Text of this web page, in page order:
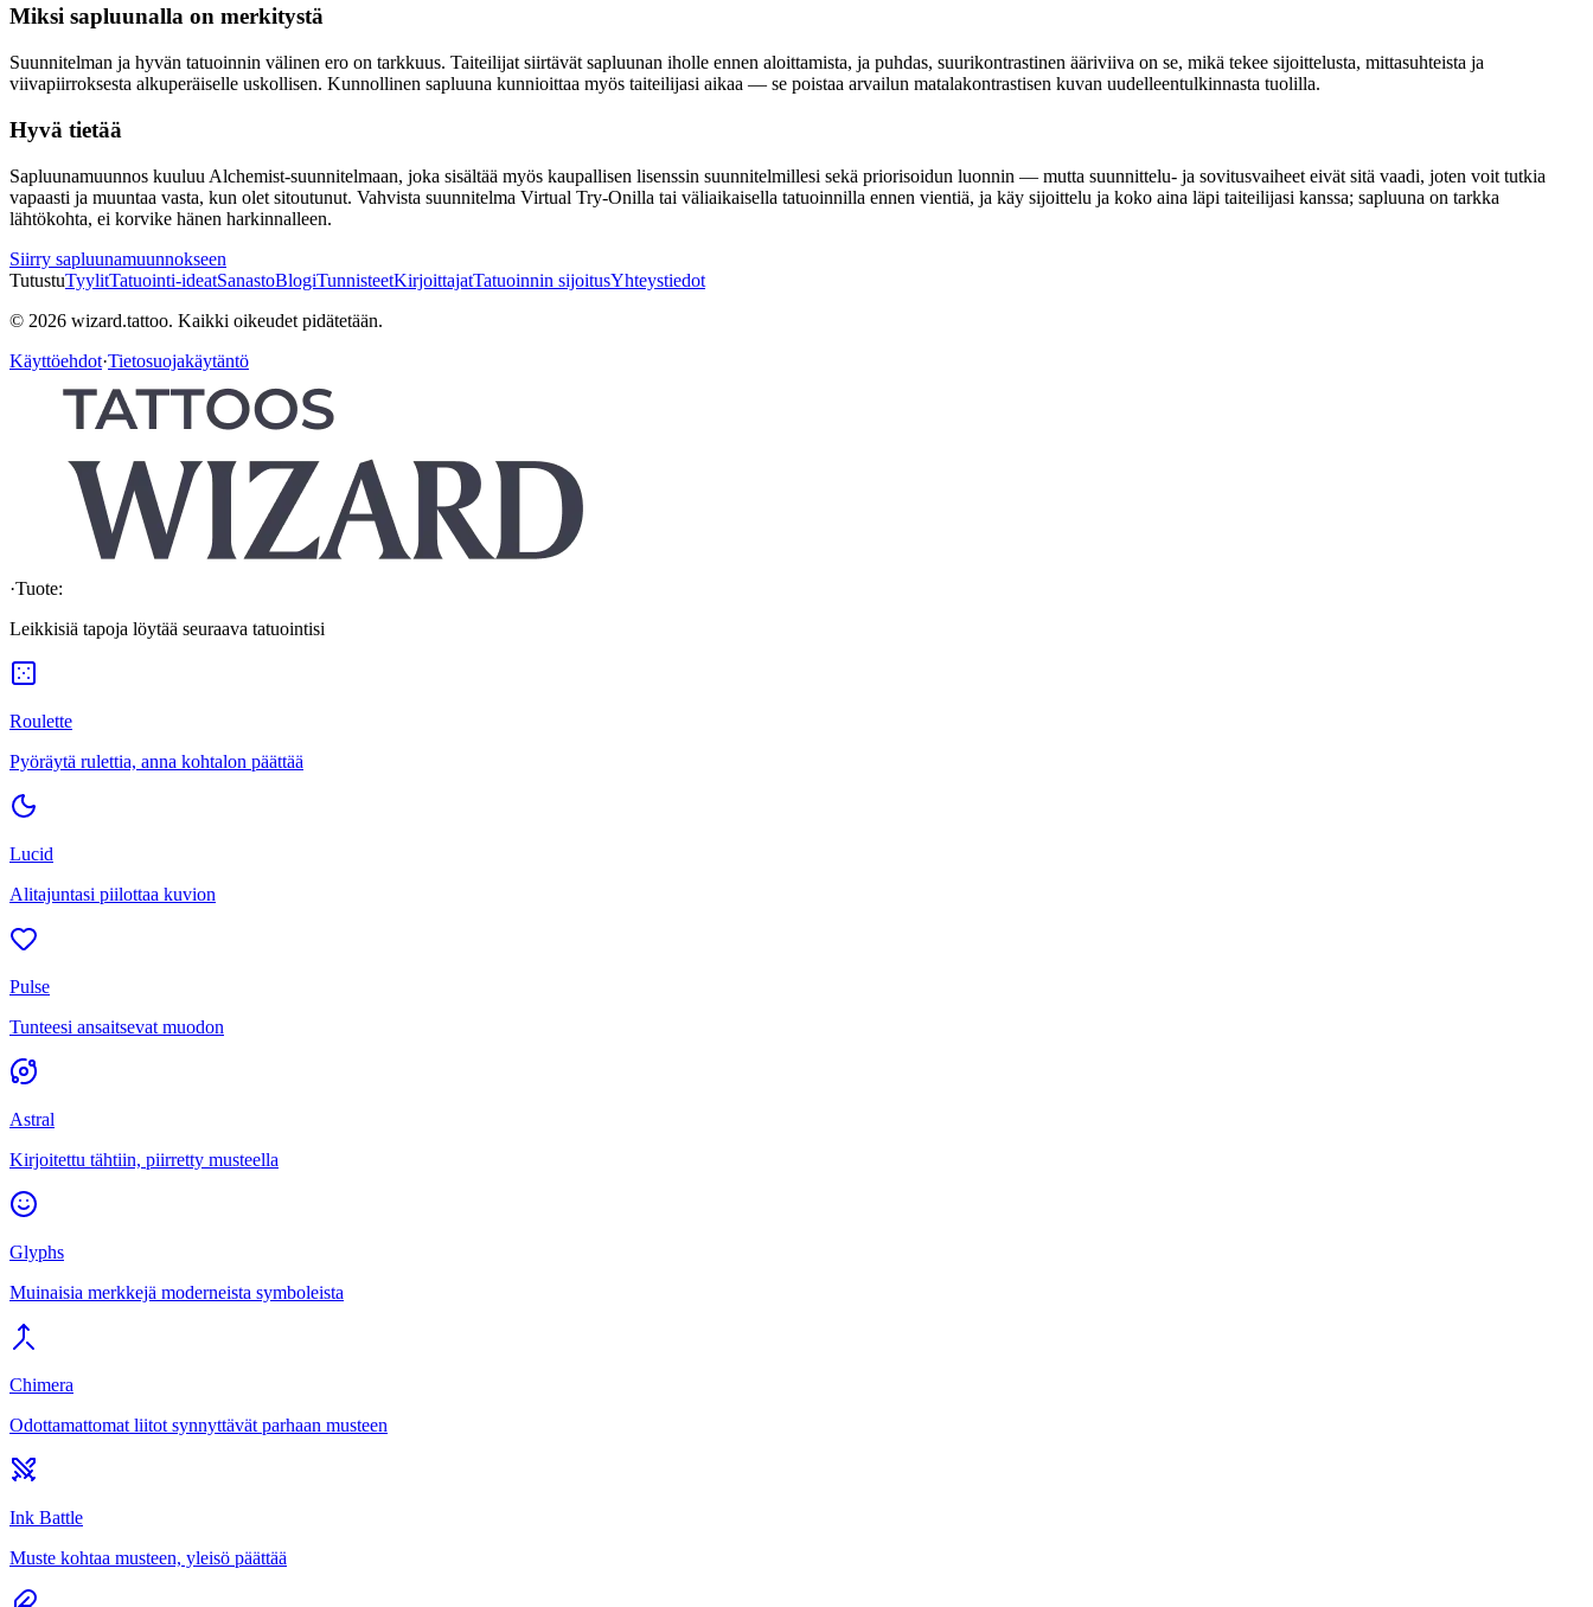
Miksi sapluunalla on merkitystä
Suunnitelman ja hyvän tatuoinnin välinen ero on tarkkuus. Taiteilijat siirtävät sapluunan iholle ennen aloittamista, ja puhdas, suurikontrastinen ääriviiva on se, mikä tekee sijoittelusta, mittasuhteista ja
viivapiirroksesta alkuperäiselle uskollisen. Kunnollinen sapluuna kunnioittaa myös taiteilijasi aikaa — se poistaa arvailun matalakontrastisen kuvan uudelleentulkinnasta tuolilla.
Hyvä tietää
Sapluunamuunnos kuuluu Alchemist-suunnitelmaan, joka sisältää myös kaupallisen lisenssin suunnitelmillesi sekä priorisoidun luonnin — mutta suunnittelu- ja sovitusvaiheet eivät sitä vaadi, joten voit tutkia
vapaasti ja muuntaa vasta, kun olet sitoutunut. Vahvista suunnitelma Virtual Try-Onilla tai väliaikaisella tatuoinnilla ennen vientiä, ja käy sijoittelu ja koko aina läpi taiteilijasi kanssa; sapluuna on tarkka
lähtökohta, ei korvike hänen harkinnalleen.
Siirry sapluunamuunnokseen
TutustuTyylitTatuointi-ideatSanastoBlogiTunnisteetKirjoittajatTatuoinnin sijoitusYhteystiedot
© 2026 wizard.tattoo. Kaikki oikeudet pidätetään.
Käyttöehdot·Tietosuojakäytäntö
·Tuote:
Leikkisiä tapoja löytää seuraava tatuointisi
Roulette
Pyöräytä rulettia, anna kohtalon päättää
Lucid
Alitajuntasi piilottaa kuvion
Pulse
Tunteesi ansaitsevat muodon
Astral
Kirjoitettu tähtiin, piirretty musteella
Glyphs
Muinaisia merkkejä moderneista symboleista
Chimera
Odottamattomat liitot synnyttävät parhaan musteen
Ink Battle
Muste kohtaa musteen, yleisö päättää